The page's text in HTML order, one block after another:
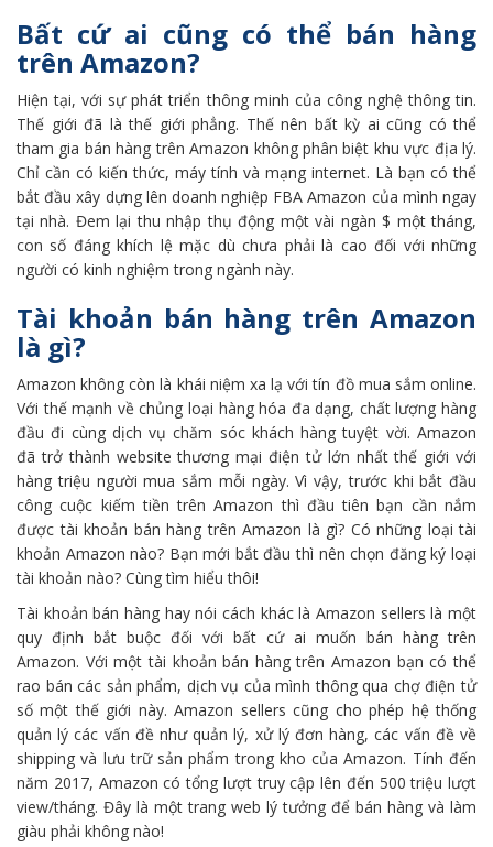
Bất cứ ai cũng có thể bán hàng
trên Amazon?
Hiện tại, với sự phát triển thông minh của công nghệ thông tin.
Thế giới đã là thế giới phẳng. Thế nên bất kỳ ai cũng có thể
tham gia bán hàng trên Amazon không phân biệt khu vực địa lý.
Chỉ cần có kiến thức, máy tính và mạng internet. Là bạn có thể
bắt đầu xây dựng lên doanh nghiệp FBA Amazon của mình ngay
tại nhà. Đem lại thu nhập thụ động một vài ngàn $ một tháng,
con số đáng khích lệ mặc dù chưa phải là cao đối với những
người có kinh nghiệm trong ngành này.
Tài khoản bán hàng trên Amazon
là gì?
Amazon không còn là khái niệm xa lạ với tín đồ mua sắm online.
Với thế mạnh về chủng loại hàng hóa đa dạng, chất lượng hàng
đầu đi cùng dịch vụ chăm sóc khách hàng tuyệt vời. Amazon
đã trở thành website thương mại điện tử lớn nhất thế giới với
hàng triệu người mua sắm mỗi ngày. Vì vậy, trước khi bắt đầu
công cuộc kiếm tiền trên Amazon thì đầu tiên bạn cần nắm
được tài khoản bán hàng trên Amazon là gì? Có những loại tài
khoản Amazon nào? Bạn mới bắt đầu thì nên chọn đăng ký loại
tài khoản nào? Cùng tìm hiểu thôi!
Tài khoản bán hàng hay nói cách khác là Amazon sellers là một
quy định bắt buộc đối với bất cứ ai muốn bán hàng trên
Amazon. Với một tài khoản bán hàng trên Amazon bạn có thể
rao bán các sản phẩm, dịch vụ của mình thông qua chợ điện tử
số một thế giới này. Amazon sellers cũng cho phép hệ thống
quản lý các vấn đề như quản lý, xử lý đơn hàng, các vấn đề về
shipping và lưu trữ sản phẩm trong kho của Amazon. Tính đến
năm 2017, Amazon có tổng lượt truy cập lên đến 500 triệu lượt
view/tháng. Đây là một trang web lý tưởng để bán hàng và làm
giàu phải không nào!